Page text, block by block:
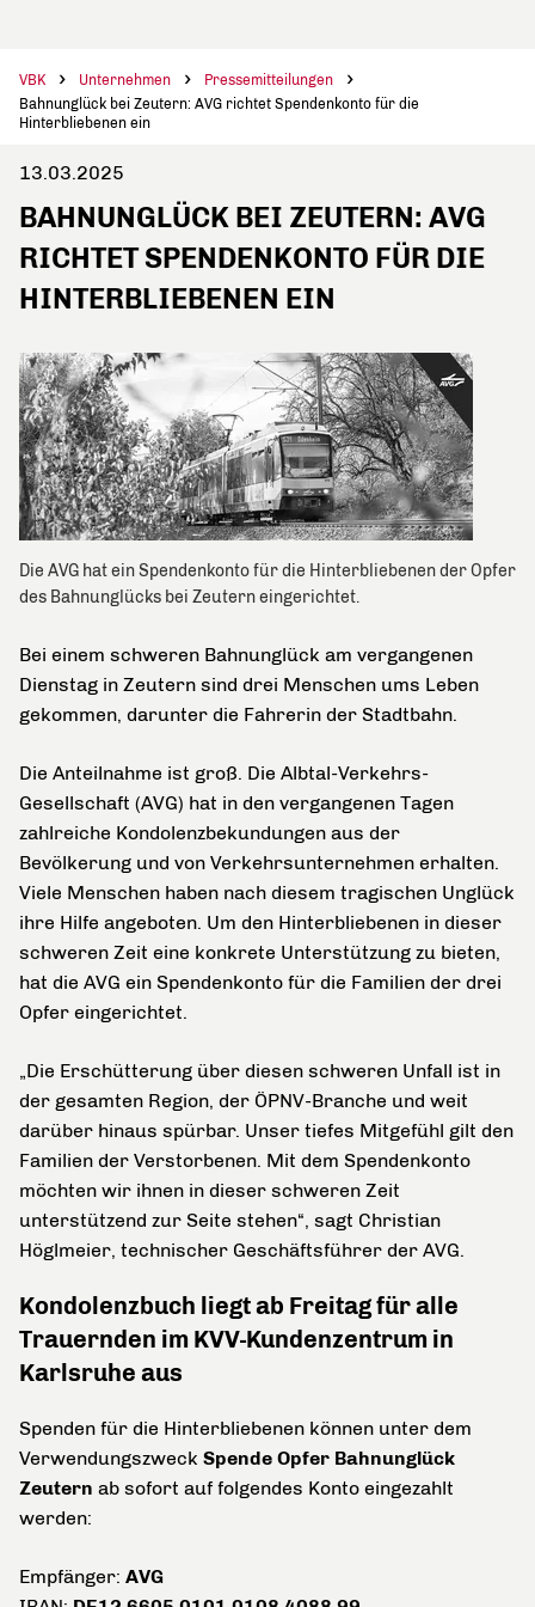
VBK Unternehmen
Pressemitteilungen
Bahnunglück bei Zeutern: AVG richtet Spendenkonto für die
Hinterbliebenen ein
13.03.2025
BAHNUNGLÜCK BEI ZEUTERN: AVG
RICHTET SPENDENKONTO FÜR DIE
HINTERBLIEBENEN EIN
Die AVG hat ein Spendenkonto für die Hinterbliebenen der Opfer
des Bahnunglücks bei Zeutern eingerichtet.
Bei einem schweren Bahnunglück am vergangenen
Dienstag in Zeutern sind drei Menschen ums Leben
gekommen, darunter die Fahrerin der Stadtbahn.
Die Anteilnahme ist groß. Die Albtal-Verkehrs-
Gesellschaft (AVG) hat in den vergangenen Tagen
zahlreiche Kondolenzbekundungen aus der
Bevölkerung und von Verkehrsunternehmen erhalten.
Viele Menschen haben nach diesem tragischen Unglück
ihre Hilfe angeboten. Um den Hinterbliebenen in dieser
schweren Zeit eine konkrete Unterstützung zu bieten,
hat die AVG ein Spendenkonto für die Familien der drei
Opfer eingerichtet.
„Die Erschütterung über diesen schweren Unfall ist in
der gesamten Region, der ÖPNV-Branche und weit
darüber hinaus spürbar. Unser tiefes Mitgefühl gilt den
Familien der Verstorbenen. Mit dem Spendenkonto
möchten wir ihnen in dieser schweren Zeit
unterstützend zur Seite stehen“, sagt Christian
Höglmeier, technischer Geschäftsführer der AVG.
Kondolenzbuch liegt ab Freitag für alle
Trauernden im KVV-Kundenzentrum in
Karlsruhe aus
Spenden für die Hinterbliebenen können unter dem
Verwendungszweck Spende Opfer Bahnunglück
Zeutern ab sofort auf folgendes Konto eingezahlt
werden:
Empfänger: AVG